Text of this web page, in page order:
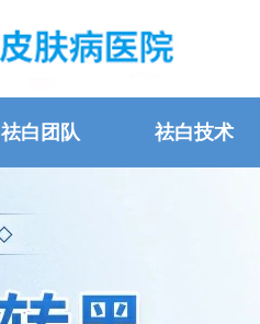
祛白团队 祛白技术